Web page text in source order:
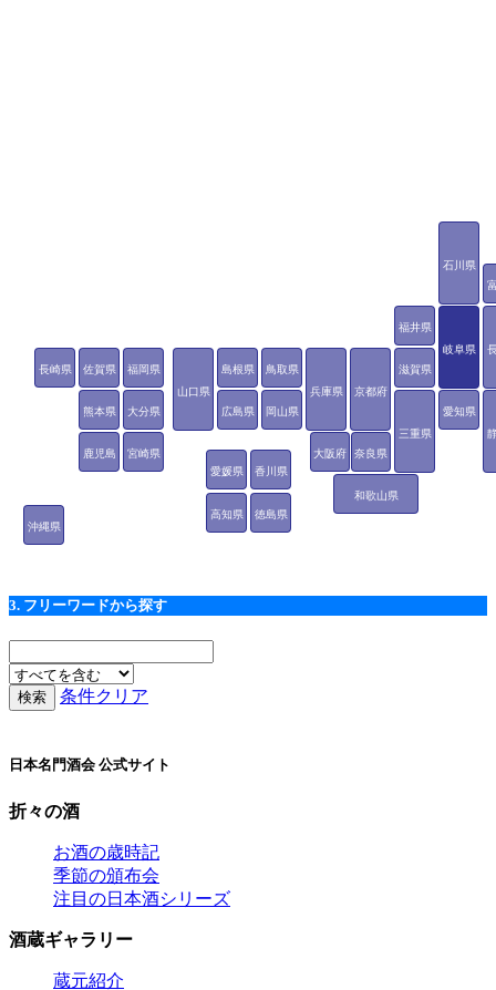
石川県
福井県
岐阜県
愛知県
三重県
滋賀県
京都府
大阪府
兵庫県
奈良県
和歌山県
鳥取県
島根県
岡山県
広島県
山口県
徳島県
香川県
愛媛県
高知県
福岡県
佐賀県
長崎県
熊本県 大分県
宮崎県
鹿児島
沖縄県
3. フリーワードから探す
条件クリア
日本名門酒会 公式サイト
折々の酒
お酒の歳時記
季節の頒布会
注目の日本酒シリーズ
酒蔵ギャラリー
蔵元紹介